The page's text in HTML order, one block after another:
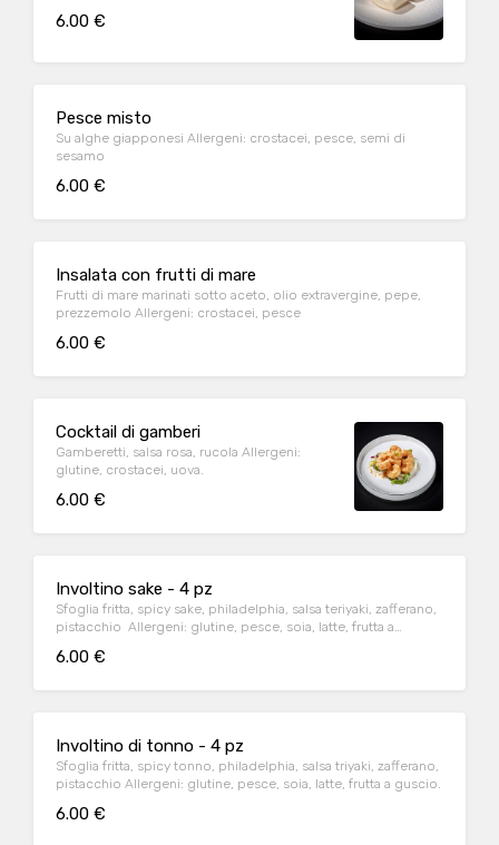
6.00 €
Pesce misto
Su alghe giapponesi Allergeni: crostacei, pesce, semi di
sesamo
6.00 €
Insalata con frutti di mare
Frutti di mare marinati sotto aceto, olio extravergine, pepe,
prezzemolo Allergeni: crostacei, pesce
6.00 €
Cocktail di gamberi
Gamberetti, salsa rosa, rucola Allergeni:
glutine, crostacei, uova.
6.00 €
Involtino sake - 4 pz
Sfoglia fritta, spicy sake, philadelphia, salsa teriyaki, zafferano,
pistacchio Allergeni: glutine, pesce, soia, latte, frutta a
6.00 €
Involtino di tonno - 4 pz
Sfoglia fritta, spicy tonno, philadelphia, salsa triyaki, zafferano,
pistacchio Allergeni: glutine, pesce, soia, latte, frutta a guscio.
6.00 €